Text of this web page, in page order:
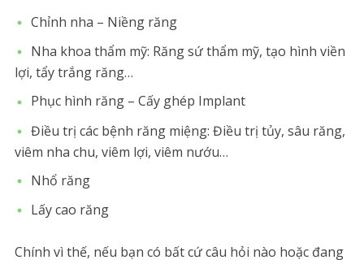
Chỉnh nha – Niềng răng
Nha khoa thẩm mỹ: Răng sứ thẩm mỹ, tạo hình viền
lợi, tẩy trắng răng…
Phục hình răng – Cấy ghép Implant
Điều trị các bệnh răng miệng: Điều trị tủy, sâu răng,
viêm nha chu, viêm lợi, viêm nướu…
Nhổ răng
Lấy cao răng
Chính vì thế, nếu bạn có bất cứ câu hỏi nào hoặc đang